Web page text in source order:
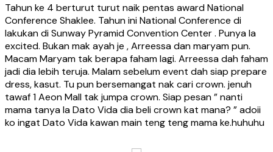
Tahun ke 4 berturut turut naik pentas award National
Conference Shaklee. Tahun ini National Conference di
lakukan di Sunway Pyramid Convention Center . Punya la
excited. Bukan mak ayah je , Arreessa dan maryam pun.
Macam Maryam tak berapa faham lagi. Arreessa dah faham
jadi dia lebih teruja. Malam sebelum event dah siap prepare
dress, kasut. Tu pun bersemangat nak cari crown. jenuh
tawaf 1 Aeon Mall tak jumpa crown. Siap pesan ” nanti
mama tanya la Dato Vida dia beli crown kat mana? ” adoii
ko ingat Dato Vida kawan main teng teng mama ke.huhuhu